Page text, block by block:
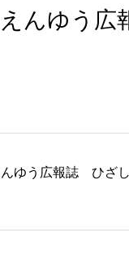
んゆう
ゆう広報誌 ひざ